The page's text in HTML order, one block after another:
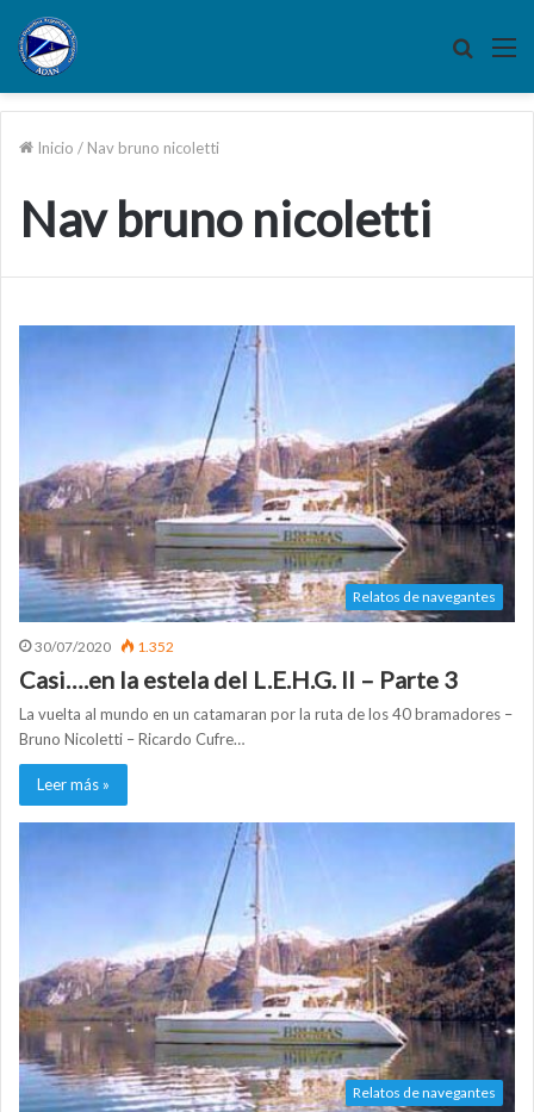
Buscar
Inicio / Nav bruno nicoletti
Nav bruno nicoletti
Relatos de navegantes
30/07/2020 1.352
Casi….en la estela del L.E.H.G. II – Parte 3
La vuelta al mundo en un catamaran por la ruta de los 40 bramadores –
Bruno Nicoletti – Ricardo Cufre…
Leer más »
Relatos de navegantes